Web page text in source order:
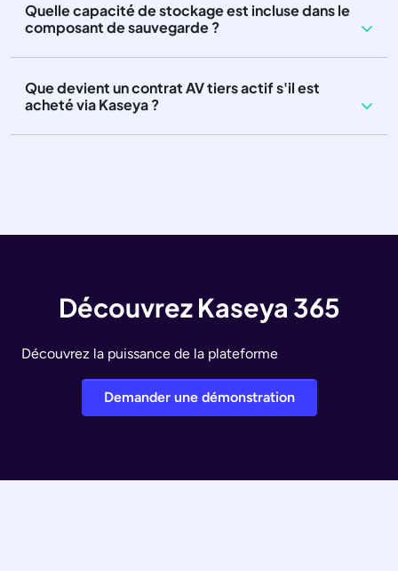
Quelle capacité de stockage est incluse dans le
composant de sauvegarde ?
Que devient un contrat AV tiers actif s'il est
acheté via Kaseya ?
Découvrez Kaseya 365
Découvrez la puissance de la plateforme
Demander une démonstration